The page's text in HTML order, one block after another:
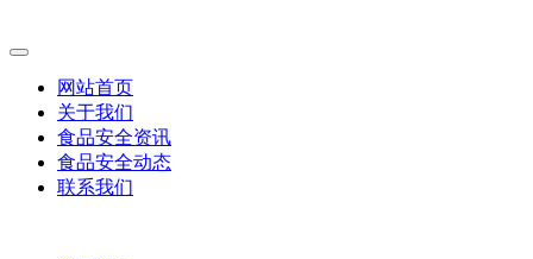
网站首页
关于我们
食品安全资讯
食品安全动态
联系我们